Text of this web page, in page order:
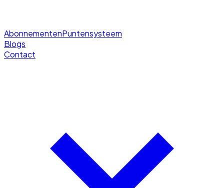
AbonnementenPuntensysteem
Blogs
Contact